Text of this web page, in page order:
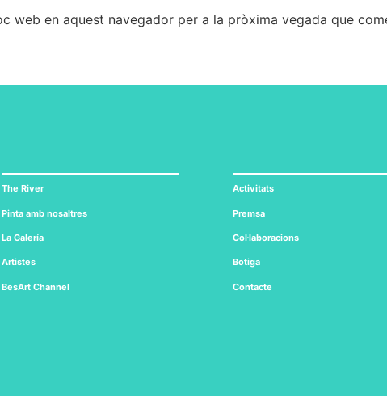
web en aquest navegador per a la pròxima vegada que
The River
Pinta amb nosaltres
La Galería
Artistes
BesArt Channel
Activitats
Premsa
Col·laboracions
Botiga
Contacte